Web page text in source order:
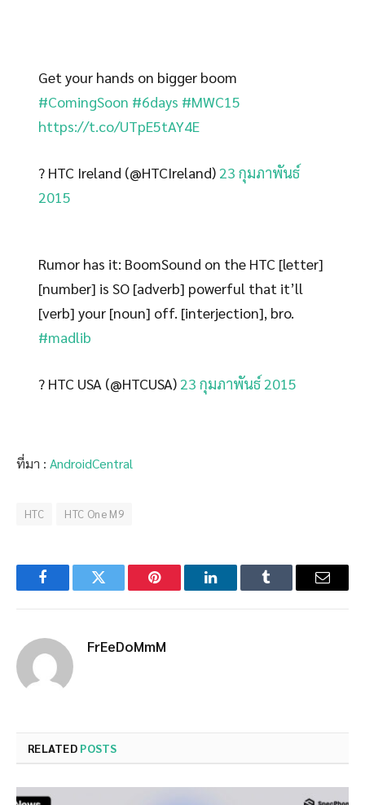
Get your hands on bigger boom
#ComingSoon #6days #MWC15
https://t.co/UTpE5tAY4E
? HTC Ireland (@HTCIreland) 23 กุมภาพันธ์
2015
Rumor has it: BoomSound on the HTC [letter]
[number] is SO [adverb] powerful that it’ll
[verb] your [noun] off. [interjection], bro.
#madlib
? HTC USA (@HTCUSA) 23 กุมภาพันธ์ 2015
ที่มา : AndroidCentral
HTC HTC One M9
FacebookTwitter Pinterest LinkedInTumblr Email
FrEeDoMmM
RELATED POSTS